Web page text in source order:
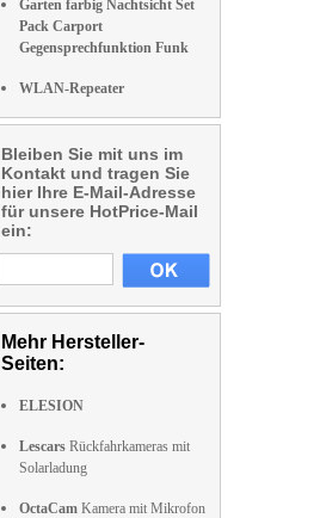
Garten farbig Nachtsicht Set
Pack Carport
Gegensprechfunktion Funk
WLAN-Repeater
Bleiben Sie mit uns im
Kontakt und tragen Sie
hier Ihre E-Mail-Adresse
für unsere HotPrice-Mail
ein:
Mehr Hersteller-
Seiten:
ELESION
Lescars Rückfahrkameras mit
Solarladung
OctaCam Kamera mit Mikrofon